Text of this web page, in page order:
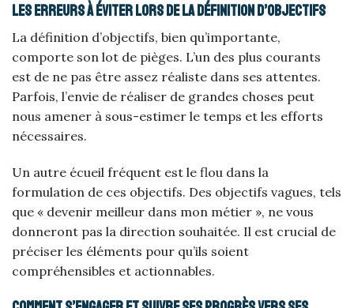
Les erreurs à éviter lors de la définition d’objectifs
La définition d’objectifs, bien qu’importante,
comporte son lot de pièges. L’un des plus courants
est de ne pas être assez réaliste dans ses attentes.
Parfois, l’envie de réaliser de grandes choses peut
nous amener à sous-estimer le temps et les efforts
nécessaires.
Un autre écueil fréquent est le flou dans la
formulation de ces objectifs. Des objectifs vagues, tels
que « devenir meilleur dans mon métier », ne vous
donneront pas la direction souhaitée. Il est crucial de
préciser les éléments pour qu’ils soient
compréhensibles et actionnables.